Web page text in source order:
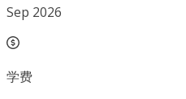
Sep 2026
学费